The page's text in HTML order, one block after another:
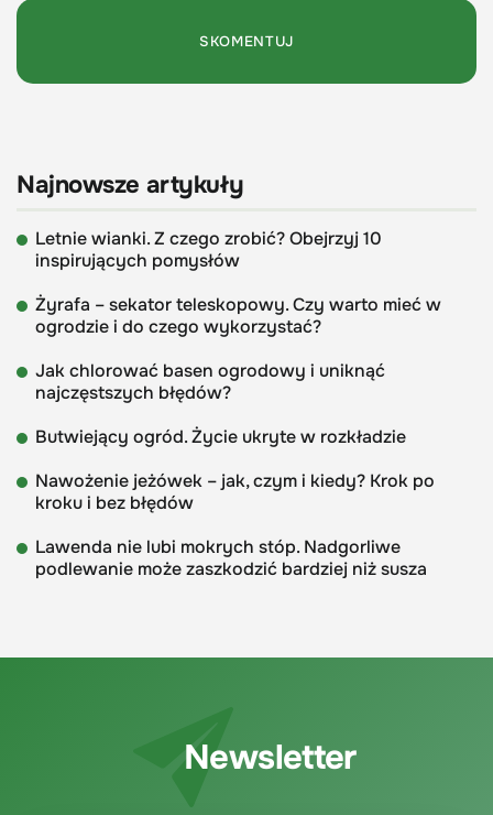
Najnowsze artykuły
Letnie wianki. Z czego zrobić? Obejrzyj 10
inspirujących pomysłów
Żyrafa – sekator teleskopowy. Czy warto mieć w
ogrodzie i do czego wykorzystać?
Jak chlorować basen ogrodowy i uniknąć
najczęstszych błędów?
Butwiejący ogród. Życie ukryte w rozkładzie
Nawożenie jeżówek – jak, czym i kiedy? Krok po
kroku i bez błędów
Lawenda nie lubi mokrych stóp. Nadgorliwe
podlewanie może zaszkodzić bardziej niż susza
Newsletter